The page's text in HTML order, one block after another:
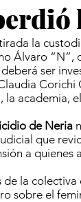
la
Álvaro “N”,
ser
Corichi
academia,
de Neria
que
a quienes
la colectiva
sobre el